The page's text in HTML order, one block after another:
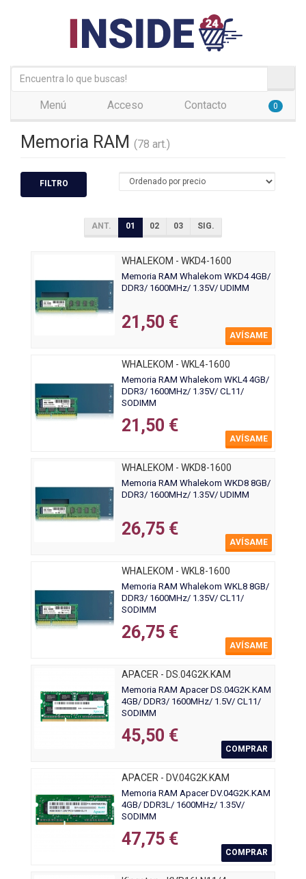
Menú Acceso Contacto 0
Memoria RAM (78 art.)
FILTRO
ANT. 01 02 03 SIG.
WHALEKOM - WKD4-1600
Memoria RAM Whalekom WKD4 4GB/
DDR3/ 1600MHz/ 1.35V/ UDIMM
21,50 €
AVÍSAME
WHALEKOM - WKL4-1600
Memoria RAM Whalekom WKL4 4GB/
DDR3/ 1600MHz/ 1.35V/ CL11/
SODIMM
21,50 €
AVÍSAME
WHALEKOM - WKD8-1600
Memoria RAM Whalekom WKD8 8GB/
DDR3/ 1600MHz/ 1.35V/ UDIMM
26,75 €
AVÍSAME
WHALEKOM - WKL8-1600
Memoria RAM Whalekom WKL8 8GB/
DDR3/ 1600MHz/ 1.35V/ CL11/
SODIMM
26,75 €
AVÍSAME
APACER - DS.04G2K.KAM
Memoria RAM Apacer DS.04G2K.KAM
4GB/ DDR3/ 1600MHz/ 1.5V/ CL11/
SODIMM
45,50 €
COMPRAR
APACER - DV.04G2K.KAM
Memoria RAM Apacer DV.04G2K.KAM
4GB/ DDR3L/ 1600MHz/ 1.35V/
SODIMM
47,75 €
COMPRAR